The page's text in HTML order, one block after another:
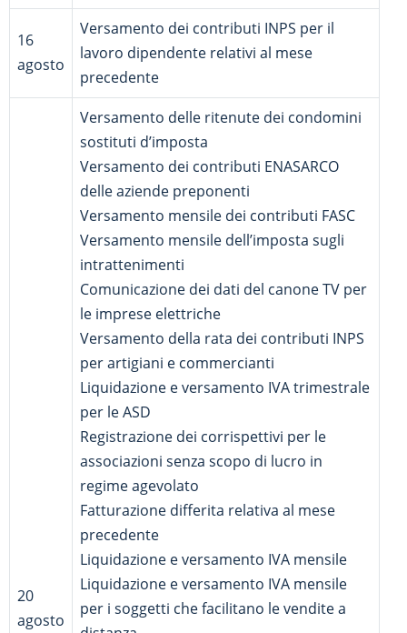
16
agosto
Versamento dei contributi INPS per il
lavoro dipendente relativi al mese
precedente
20
agosto
Versamento delle ritenute dei condomini
sostituti d’imposta
Versamento dei contributi ENASARCO
delle aziende preponenti
Versamento mensile dei contributi FASC
Versamento mensile dell’imposta sugli
intrattenimenti
Comunicazione dei dati del canone TV per
le imprese elettriche
Versamento della rata dei contributi INPS
per artigiani e commercianti
Liquidazione e versamento IVA trimestrale
per le ASD
Registrazione dei corrispettivi per le
associazioni senza scopo di lucro in
regime agevolato
Fatturazione differita relativa al mese
precedente
Liquidazione e versamento IVA mensile
Liquidazione e versamento IVA mensile
per i soggetti che facilitano le vendite a